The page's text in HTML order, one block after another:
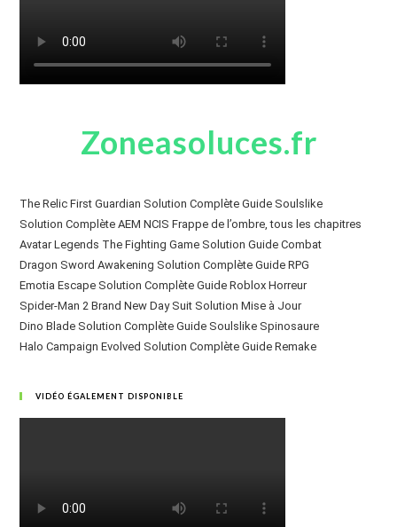
Zoneasoluces.fr
The Relic First Guardian Solution Complète Guide Soulslike
Solution Complète AEM NCIS Frappe de l’ombre, tous les chapitres
Avatar Legends The Fighting Game Solution Guide Combat
Dragon Sword Awakening Solution Complète Guide RPG
Emotia Escape Solution Complète Guide Roblox Horreur
Spider-Man 2 Brand New Day Suit Solution Mise à Jour
Dino Blade Solution Complète Guide Soulslike Spinosaure
Halo Campaign Evolved Solution Complète Guide Remake
VIDÉO ÉGALEMENT DISPONIBLE